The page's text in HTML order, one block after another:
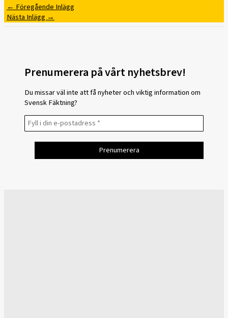
← Föregående Inlägg
Nästa Inlägg →
Prenumerera på vårt nyhetsbrev!
Du missar väl inte att få nyheter och viktig information om
Svensk Fäktning?